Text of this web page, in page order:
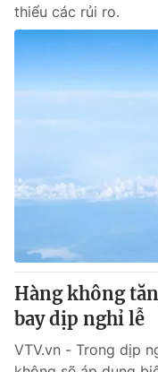
thiểu các rủi ro.
Hàng không
bay dịp nghỉ lễ
VTV.vn - Trong dịp